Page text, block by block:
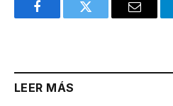
FacebookTwitter Email
LEER MÁS